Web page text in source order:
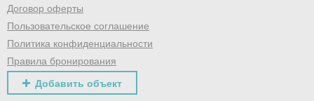
Договор оферты
Пользовательское соглашение
Политика конфиденциальности
Правила бронирования
Добавить объект